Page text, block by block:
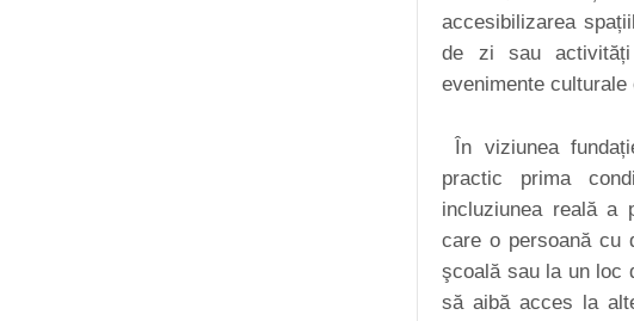
accesibilizarea
de zi sau
evenimente culturale
În viziunea
practic prima
incluziunea reală a
care o persoană cu
şcoală sau la un loc
să aibă acces la